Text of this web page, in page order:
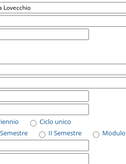
Ciclo unico
II Semestre
Modulo